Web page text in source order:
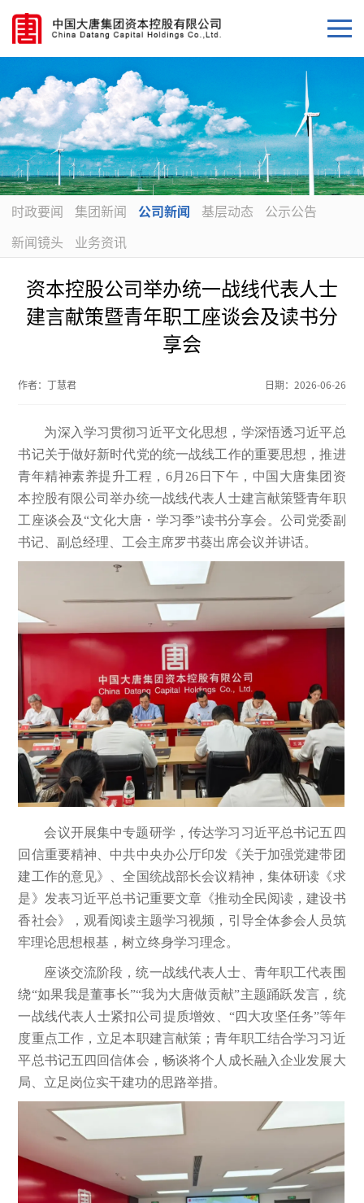
时政要闻 集团新闻 公司新闻 基层动态
公示公告
新闻镜头
业务资讯
资本控股公司举办统一战线代表人士
建言献策暨青年职工座谈会及读书分
享会
作者：丁慧君 日期： 2026-06-26
为深入学习贯彻习近平文化思想，学深悟透习近平总
书记关于做好新时代党的统一战线工作的重要思想，推进
青年精神素养提升工程，6月26日下午，中国大唐集团资
本控股有限公司举办统一战线代表人士建言献策暨青年职
工座谈会及“文化大唐・学习季”读书分享会。公司党委副
书记、副总经理、工会主席罗书葵出席会议并讲话。
会议开展集中专题研学，传达学习习近平总书记五四
回信重要精神、中共中央办公厅印发《关于加强党建带团
建工作的意见》、全国统战部长会议精神，集体研读《求
是》发表习近平总书记重要文章《推动全民阅读，建设书
香社会》，观看阅读主题学习视频，引导全体参会人员筑
牢理论思想根基，树立终身学习理念。
座谈交流阶段，统一战线代表人士、青年职工代表围
绕“如果我是董事长”“我为大唐做贡献”主题踊跃发言，统
一战线代表人士紧扣公司提质增效、“四大攻坚任务”等年
度重点工作，立足本职建言献策；青年职工结合学习习近
平总书记五四回信体会，畅谈将个人成长融入企业发展大
局、立足岗位实干建功的思路举措。